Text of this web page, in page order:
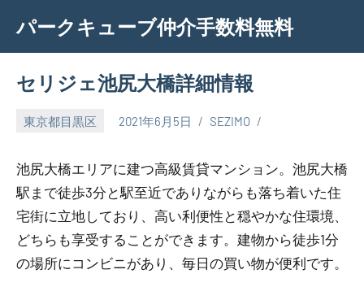
content
パークキューブ仲介手数料無料
セリジェ池尻大橋詳細情報
東京都目黒区 2021年6月5日 SEZIMO
池尻大橋エリアに建つ高級賃貸マンション。池尻大橋
駅まで徒歩3分と駅至近でありながらも落ち着いた住
宅街に立地しており、高い利便性と穏やかな住環境、
どちらも享受することができます。建物から徒歩1分
の場所にコンビニがあり、毎日の買い物が便利です。